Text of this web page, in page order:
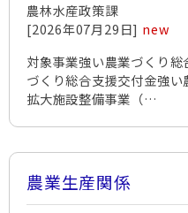
農林水産政策課
[2026年07月29日] new
対象事業強い農業づくり
づくり総合支援交付金強
拡大施設整備事業（…
農業生産関係